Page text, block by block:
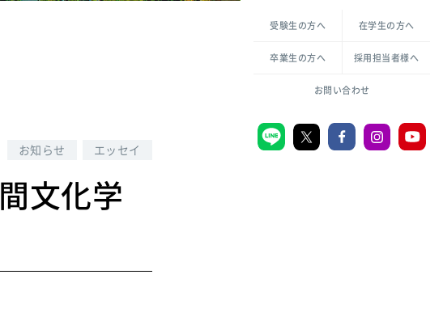
倫理憲章
ハラスメントの防止
共生のための多様性宣言
一般教育課程
教職センター
学芸員課程
図書館司書課程
生活環境科学研究所
受験生の方へ 在学生の方へ
卒業生の方へ 採用担当者様へ
お問い合わせ
お知らせ エッセイ
文化学